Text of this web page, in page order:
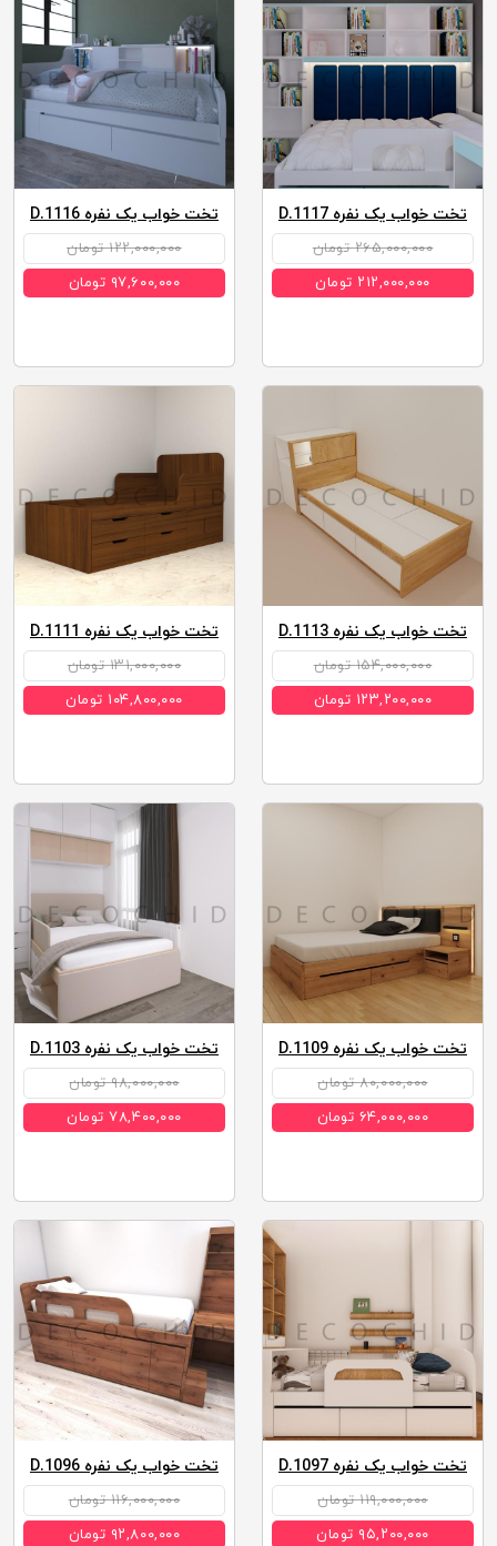
تخت خواب یک نفره D.1096
۱۱۶,۰۰۰,۰۰۰ تومان
۹۲,۸۰۰,۰۰۰ تومان
تخت خواب یک نفره D.1097
۱۱۹,۰۰۰,۰۰۰ تومان
۹۵,۲۰۰,۰۰۰ تومان
تخت خواب یک نفره D.1103
۹۸,۰۰۰,۰۰۰ تومان
۷۸,۴۰۰,۰۰۰ تومان
تخت خواب یک نفره D.1109
۸۰,۰۰۰,۰۰۰ تومان
۶۴,۰۰۰,۰۰۰ تومان
تخت خواب یک نفره D.1111
۱۳۱,۰۰۰,۰۰۰ تومان
۱۰۴,۸۰۰,۰۰۰ تومان
تخت خواب یک نفره D.1113
۱۵۴,۰۰۰,۰۰۰ تومان
۱۲۳,۲۰۰,۰۰۰ تومان
تخت خواب یک نفره D.1116
۱۲۲,۰۰۰,۰۰۰ تومان
۹۷,۶۰۰,۰۰۰ تومان
تخت خواب یک نفره D.1117
۲۶۵,۰۰۰,۰۰۰ تومان
۲۱۲,۰۰۰,۰۰۰ تومان